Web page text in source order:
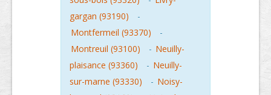
gargan (93190)
-
Montfermeil (93370)
-
Montreuil (93100)
- Neuilly-
plaisance (93360)
- Neuilly-
sur-marne (93330)
- Noisy-